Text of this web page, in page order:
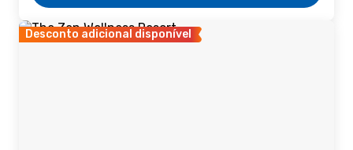
Desconto adicional disponível